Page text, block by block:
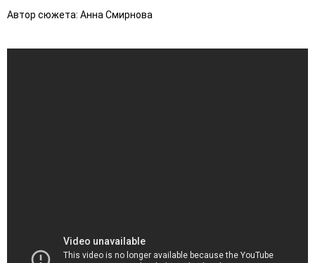
Автор сюжета: Анна Смирнова